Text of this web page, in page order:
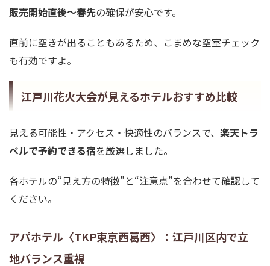
販売開始直後〜春先の確保が安心です。
直前に空きが出ることもあるため、こまめな空室チェック
も有効ですよ。
江戸川花火大会が見えるホテルおすすめ比較
見える可能性・アクセス・快適性のバランスで、 楽天トラ
ベルで予約できる宿を厳選しました。
各ホテルの“見え方の特徴”と“注意点”を合わせて確認して
ください。
アパホテル〈TKP東京西葛西〉：江戸川区内で立
地バランス重視